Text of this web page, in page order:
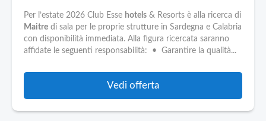
Per l’estate 2026 Club Esse hotels & Resorts è alla ricerca di
Maitre di sala per le proprie strutture in Sardegna e Calabria
con disponibilità immediata. Alla figura ricercata saranno
affidate le seguenti responsabilità: • Garantire la qualità...
Vedi offerta